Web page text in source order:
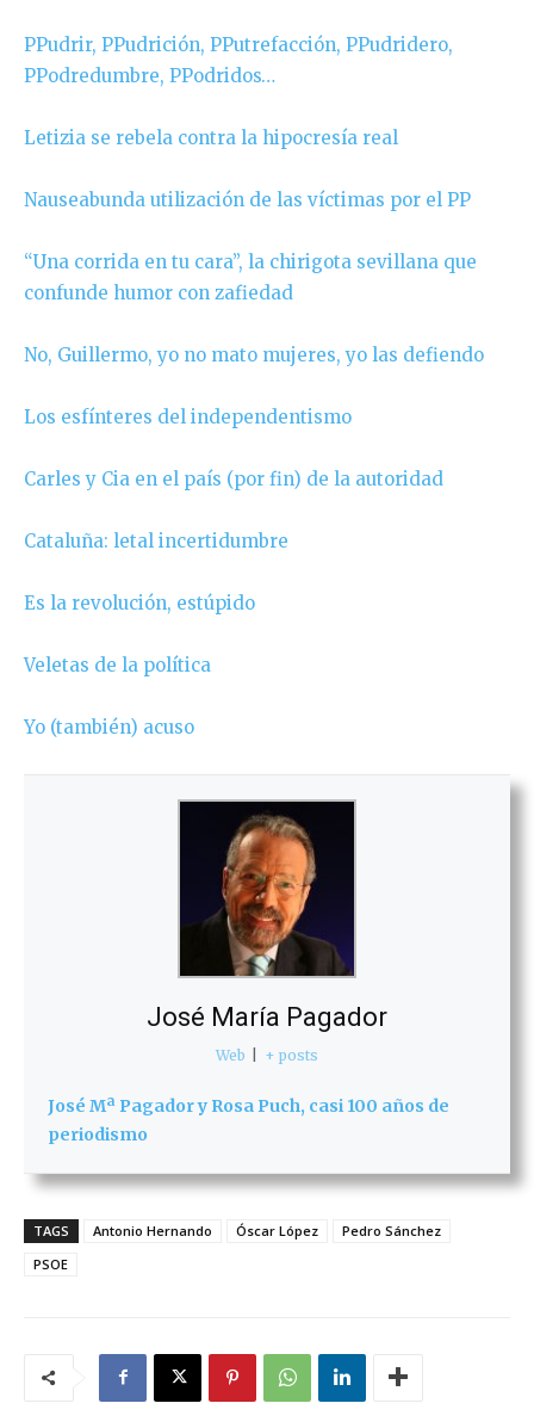
PPudrir, PPudrición, PPutrefacción, PPudridero,
PPodredumbre, PPodridos…
Letizia se rebela contra la hipocresía real
Nauseabunda utilización de las víctimas por el PP
“Una corrida en tu cara”, la chirigota sevillana que
confunde humor con zafiedad
No, Guillermo, yo no mato mujeres, yo las defiendo
Los esfínteres del independentismo
Carles y Cia en el país (por fin) de la autoridad
Cataluña: letal incertidumbre
Es la revolución, estúpido
Veletas de la política
Yo (también) acuso
José María Pagador
Web + posts
José Mª Pagador y Rosa Puch, casi 100 años de
periodismo
TAGS Antonio Hernando Óscar López
Pedro Sánchez
PSOE